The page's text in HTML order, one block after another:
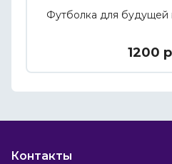
Футболка для будущей
1200
Контакты